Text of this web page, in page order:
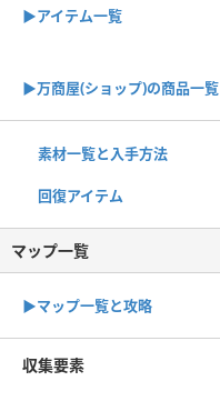
▶アイテム一覧
▶︎万商屋(ショップ)の商品一覧
素材一覧と入手方法
回復アイテム
マップ一覧
▶︎マップ一覧と攻略
収集要素